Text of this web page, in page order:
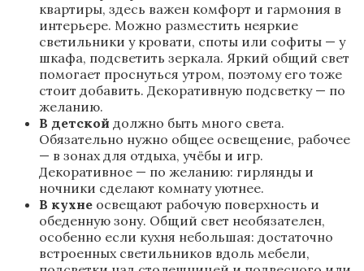
квартиры, здесь важен комфорт и гармония в
интерьере. Можно разместить неяркие
светильники у кровати, споты или софиты — у
шкафа, подсветить зеркала. Яркий общий свет
помогает проснуться утром, поэтому его тоже
стоит добавить. Декоративную подсветку — по
желанию.
В детской должно быть много света.
Обязательно нужно общее освещение, рабочее
— в зонах для отдыха, учёбы и игр.
Декоративное — по желанию: гирлянды и
ночники сделают комнату уютнее.
В кухне освещают рабочую поверхность и
обеденную зону. Общий свет необязателен,
особенно если кухня небольшая: достаточно
встроенных светильников вдоль мебели,